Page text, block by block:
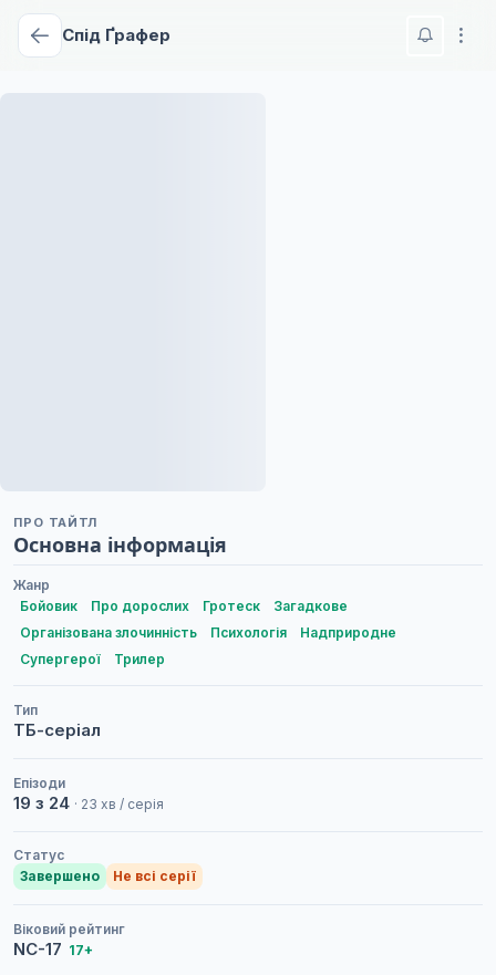
Спід Ґрафер
ПРО ТАЙТЛ
Основна інформація
Жанр
Бойовик
Про дорослих Гротеск
Загадкове
Організована злочинність
Психологія
Надприродне
Супергерої
Трилер
Тип
ТБ-серіал
Епізоди
19 з 24 · 23 хв / серія
Статус
Завершено
Не всі серії
Віковий рейтинг
NC-17 17+